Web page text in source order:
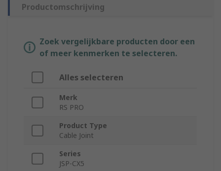
Productomschrijving
Zoek vergelijkbare producten door een
of meer kenmerken te selecteren.
Alles selecteren
Merk
RS PRO
Product Type
Cable Joint
Series
JSP-CX5